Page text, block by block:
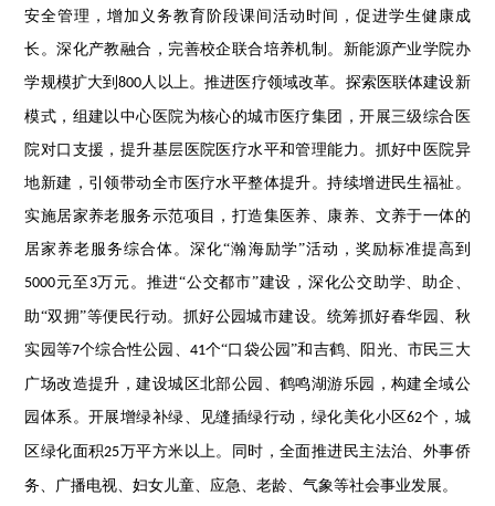
安全管理，增加义务教育阶段课间活动时间，促进学生健康成
长。深化产教融合，完善校企联合培养机制。新能源产业学院办
学规模扩大到800人以上。推进医疗领域改革。探索医联体建设新
模式，组建以中心医院为核心的城市医疗集团，开展三级综合医
院对口支援，提升基层医院医疗水平和管理能力。抓好中医院异
地新建，引领带动全市医疗水平整体提升。持续增进民生福祉。
实施居家养老服务示范项目，打造集医养、康养、文养于一体的
居家养老服务综合体。深化“瀚海励学”活动，奖励标准提高到
5000元至 3万元。推进“公交都市”建设，深化公交助学、助企、
助“双拥”等便民行动。抓好公园城市建设。统筹抓好春华园、秋
实园等7个综合性公园、 41个“口袋公园”和吉鹤、阳光、市民三大
广场改造提升，建设城区北部公园、鹤鸣湖游乐园，构建全域公
园体系。开展增绿补绿、见缝插绿行动，绿化美化小区62个，城
区绿化面积25万平方米以上。同时，全面推进民主法治、外事侨
务、广播电视、妇女儿童、应急、老龄、气象等社会事业发展。